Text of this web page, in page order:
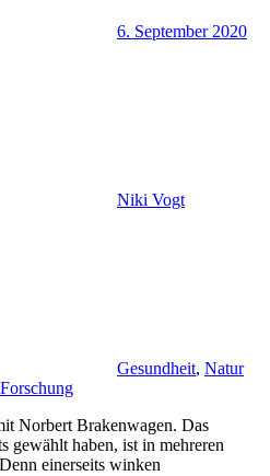
6. September 2020
Niki Vogt
Gesundheit, Natur
Norbert Brakenwagen. Das
gewählt haben, ist in mehreren
einerseits winken